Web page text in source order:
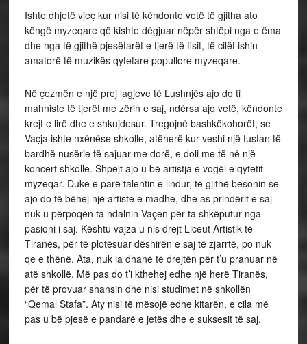
Ishte dhjetë vjeç kur nisi të këndonte vetë të gjitha ato
këngë myzeqare që kishte dëgjuar nëpër shtëpi nga e ëma
dhe nga të gjithë pjesëtarët e tjerë të fisit, të cilët ishin
amatorë të muzikës qytetare popullore myzeqare.
Në çezmën e një prej lagjeve të Lushnjës ajo do ti
mahniste të tjerët me zërin e saj, ndërsa ajo vetë, këndonte
krejt e lirë dhe e shkujdesur. Tregojnë bashkëkohorët, se
Vaçja ishte nxënëse shkolle, atëherë kur veshi një fustan të
bardhë nusërie të sajuar me dorë, e doli me të në një
koncert shkolle. Shpejt ajo u bë artistja e vogël e qytetit
myzeqar. Duke e parë talentin e lindur, të gjithë besonin se
ajo do të bëhej një artiste e madhe, dhe as prindërit e saj
nuk u përpoqën ta ndalnin Vaçen për ta shkëputur nga
pasioni i saj. Kështu vajza u nis drejt Liceut Artistik të
Tiranës, për të plotësuar dëshirën e saj të zjarrtë, po nuk
qe e thënë. Ata, nuk ia dhanë të drejtën për t’u pranuar në
atë shkollë. Më pas do t’i kthehej edhe një herë Tiranës,
për të provuar shansin dhe nisi studimet në shkollën
“Qemal Stafa”. Aty nisi të mësojë edhe kitarën, e cila më
pas u bë pjesë e pandarë e jetës dhe e suksesit të saj.